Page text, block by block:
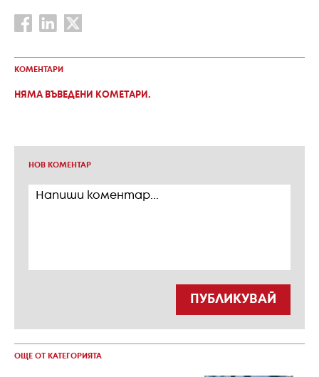
КОМЕНТАРИ
НЯМА ВЪВЕДЕНИ КОМЕТАРИ.
НОВ КОМЕНТАР
ПУБЛИКУВАЙ
ОЩЕ ОТ КАТЕГОРИЯТА